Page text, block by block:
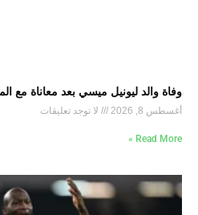
وفاة والد ليونيل ميسي بعد معاناة مع
أغسطس 8, 2026 لا توجد تعليقات
Read More »